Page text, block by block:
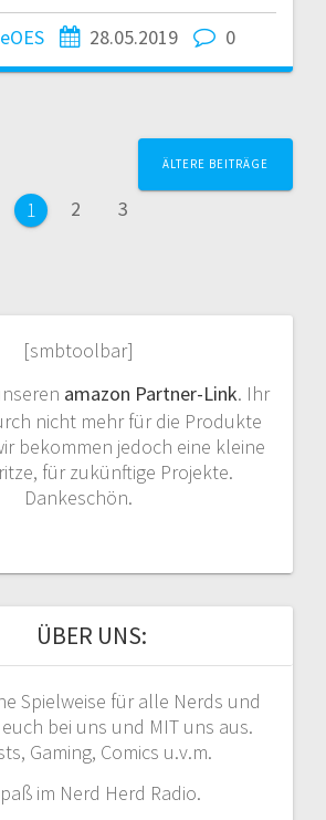
28.05.2019 0
Seite
1 Seite
2 Seite
3
ÄLTERE BEITRÄGE
[smbtoolbar]
amazon Partner-Link. Ihr
nicht mehr für die Produkte
bekommen jedoch eine kleine
für zukünftige Projekte.
Dankeschön.
ÜBER UNS:
Spielweise für alle Nerds und
bei uns und MIT uns aus.
Gaming, Comics u.v.m.
im Nerd Herd Radio.